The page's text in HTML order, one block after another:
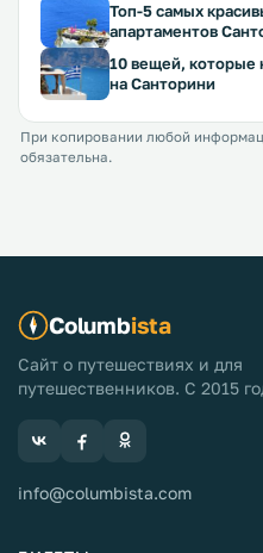
Топ-5 самых
апартаментов
10 вещей, которые
на Санторини
При копировании любой
обязательна.
Columbista
Сайт о путешествиях и для
путешественников. С 2015
info@columbista.com